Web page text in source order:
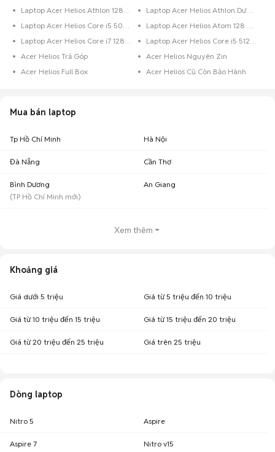
Laptop Acer Helios Athlon 128 GB
Laptop Acer Helios Athlon Dưới 128 GB
Laptop Acer Helios Core i5 500 GB
Laptop Acer Helios Atom 128 GB
Laptop Acer Helios Core i7 128 GB
Laptop Acer Helios Core i5 512 GB
Acer Helios Trả Góp
Acer Helios Nguyên Zin
Acer Helios Full Box
Acer Helios Cũ Còn Bảo Hành
Mua bán laptop
Tp Hồ Chí Minh Hà Nội
Đà Nẵng Cần Thơ
Bình Dương
(TP Hồ Chí Minh mới)
An Giang
Xem thêm
Khoảng giá
Giá dưới 5 triệu Giá từ 5 triệu đến 10 triệu
Giá từ 10 triệu đến 15 triệu Giá từ 15 triệu đến 20 triệu
Giá từ 20 triệu đến 25 triệu Giá trên 25 triệu
Dòng laptop
Nitro 5 Aspire
Aspire 7 Nitro v15